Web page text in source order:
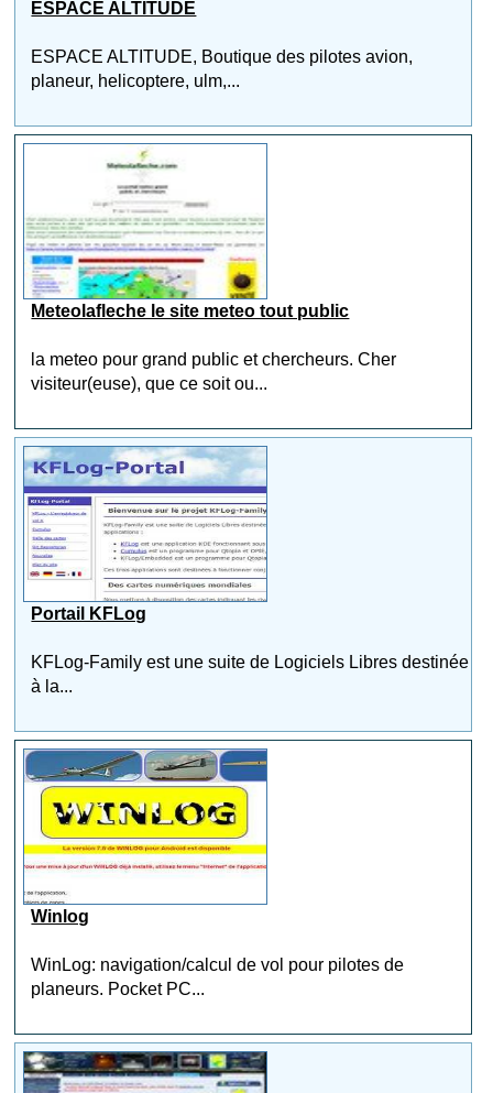
ESPACE ALTITUDE
ESPACE ALTITUDE, Boutique des pilotes avion,
planeur, helicoptere, ulm,...
Meteolafleche le site meteo tout public
la meteo pour grand public et chercheurs. Cher
visiteur(euse), que ce soit ou...
Portail KFLog
KFLog-Family est une suite de Logiciels Libres destinée
à la...
Winlog
WinLog: navigation/calcul de vol pour pilotes de
planeurs. Pocket PC...